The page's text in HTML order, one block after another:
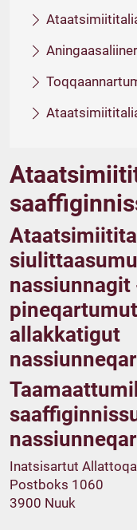
allakkatigut
Inatsisartut
Postboks 1060
3900 Nuuk